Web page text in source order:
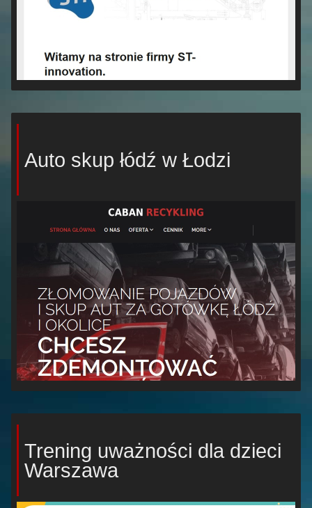
Auto skup łódź w Łodzi
Trening uważności dla dzieci
Warszawa